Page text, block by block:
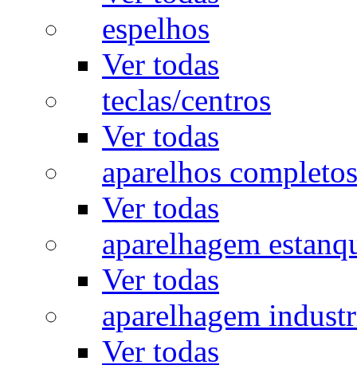
espelhos
Ver todas
teclas/centros
Ver todas
aparelhos completos
Ver todas
aparelhagem
Ver todas
aparelhagem
Ver todas